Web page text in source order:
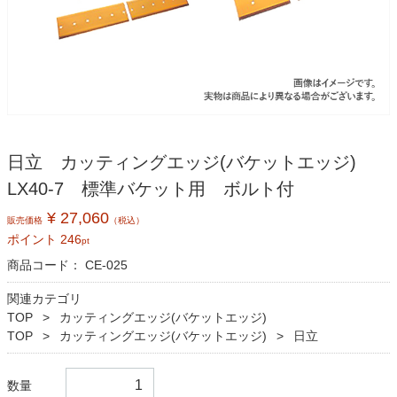
日立 カッティングエッジ(バケットエッジ)
LX40-7 標準バケット用 ボルト付
販売価格 ¥ 27,060 （税込）
ポイント 246pt
商品コード： CE-025
関連カテゴリ
TOP
カッティングエッジ(バケットエッジ)
TOP
カッティングエッジ(バケットエッジ) 日立
数量